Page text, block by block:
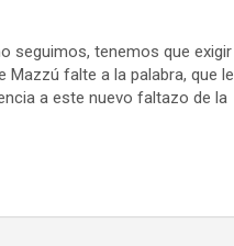
seguimos, tenemos que exigir
Mazzú falte a la palabra, que le
a este nuevo faltazo de la